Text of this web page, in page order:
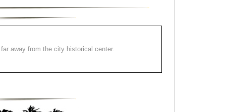
away from the city historical center.